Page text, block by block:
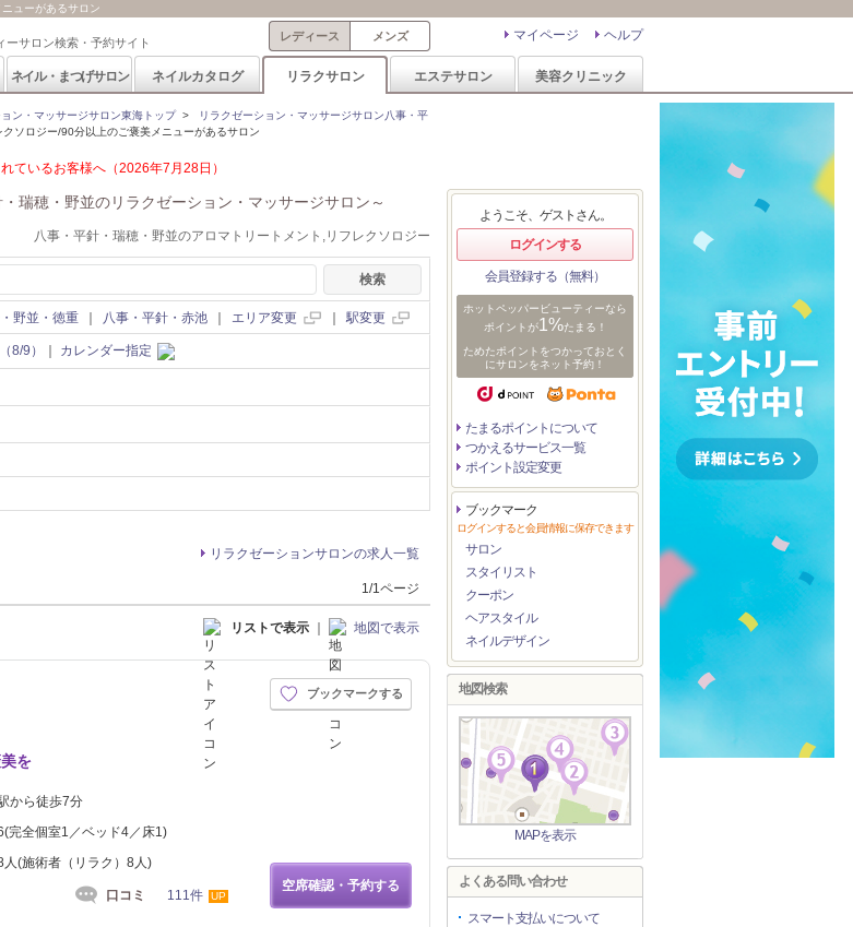
ューがあるサロン
ーサロン検索・予約サイト ヘルプ
マイページ
レディース メンズ
ネイル・まつげサロン ネイルカタログ リラクサロン エステサロン 美容クリニック
ン・マッサージサロン東海トップ>
リラクゼーション・マッサージサロン八事・平
ソロジー/90分以上のご褒美メニューがあるサロン
ているお客様へ（2026年7月28日）
・瑞穂・野並のリラクゼーション・マッサージサロン～
八事・平針・瑞穂・野並のアロマトリートメント,リフレクソロジー
野並・徳重 八事・平針・赤池 エリア変更 駅変更
8/9） カレンダー指定
リラクゼーションサロンの求人一覧
1/1ページ
リストで表示 ｜ 地図で表示
ブックマークする
を
から徒歩7分
完全個室1／ベッド4／床1)
人(施術者（リラク）8人)
口コミ 111件 UP
空席確認・予約する
ようこそ、ゲストさん。
ログインする
会員登録する（無料）
ホットペッパービューティーなら
ポイントが1%たまる！
ためたポイントをつかっておとく
にサロンをネット予約！
たまるポイントについて
つかえるサービス一覧
ポイント設定変更
ブックマーク
ログインすると会員情報に保存できます
サロン
スタイリスト
クーポン
ヘアスタイル
ネイルデザイン
地図検索
MAPを表示
よくある問い合わせ
スマート支払いについて